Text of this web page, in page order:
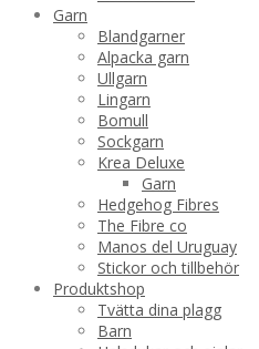
Garn
Blandgarner
Alpacka garn
Ullgarn
Lingarn
Bomull
Sockgarn
Krea Deluxe
Garn
Hedgehog Fibres
The Fibre co
Manos del Uruguay
Stickor och tillbehör
Produktshop
Tvätta dina plagg
Barn